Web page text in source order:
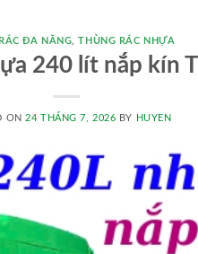
ĐA NĂNG ,THÙNG RÁC NHỰA
240 lít nắp kín
ON24 THÁNG 7, 2026 BY HUYEN